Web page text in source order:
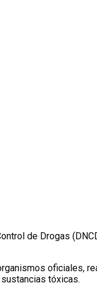
de Drogas
oficiales,
tóxicas.